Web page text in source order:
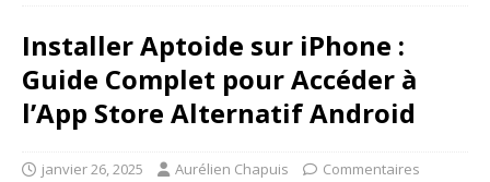
Installer Aptoide sur iPhone :
Guide Complet pour Accéder à
l’App Store Alternatif Android
janvier 26, 2025 Aurélien Chapuis
Commentaires